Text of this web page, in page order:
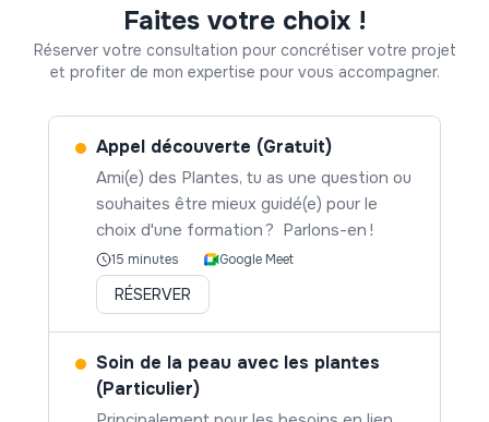
Faites votre choix !
Réserver votre consultation pour concrétiser votre projet
et profiter de mon expertise pour vous accompagner.
Appel découverte (Gratuit)
Ami(e) des Plantes, tu as une question ou
souhaites être mieux guidé(e) pour le
choix d'une formation ? Parlons-en !
15 minutes Google Meet
RÉSERVER
Soin de la peau avec les plantes
(Particulier)